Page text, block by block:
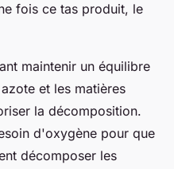
fois ce tas produit, le
maintenir un équilibre
et les matières
la décomposition.
d'oxygène pour que
décomposer les